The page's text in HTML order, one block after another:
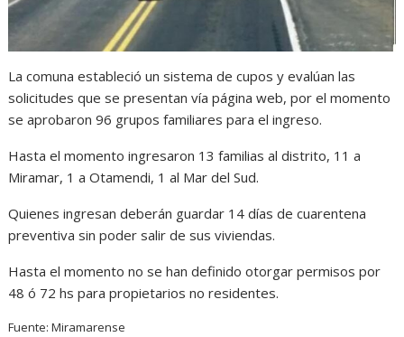
La comuna estableció un sistema de cupos y evalúan las
solicitudes que se presentan vía página web, por el momento
se aprobaron 96 grupos familiares para el ingreso.
Hasta el momento ingresaron 13 familias al distrito, 11 a
Miramar, 1 a Otamendi, 1 al Mar del Sud.
Quienes ingresan deberán guardar 14 días de cuarentena
preventiva sin poder salir de sus viviendas.
Hasta el momento no se han definido otorgar permisos por
48 ó 72 hs para propietarios no residentes.
Fuente: Miramarense